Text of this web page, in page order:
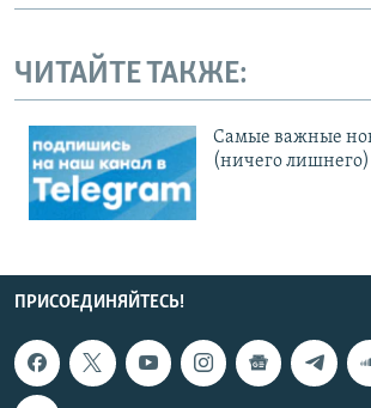
ЧИТАЙТЕ ТАКЖЕ:
Cамые важные
(ничего лишнего)
ПРИСОЕДИНЯЙТЕСЬ!